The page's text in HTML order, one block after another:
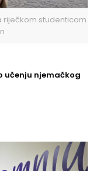
riječkom studenticom
učenju njemačkog